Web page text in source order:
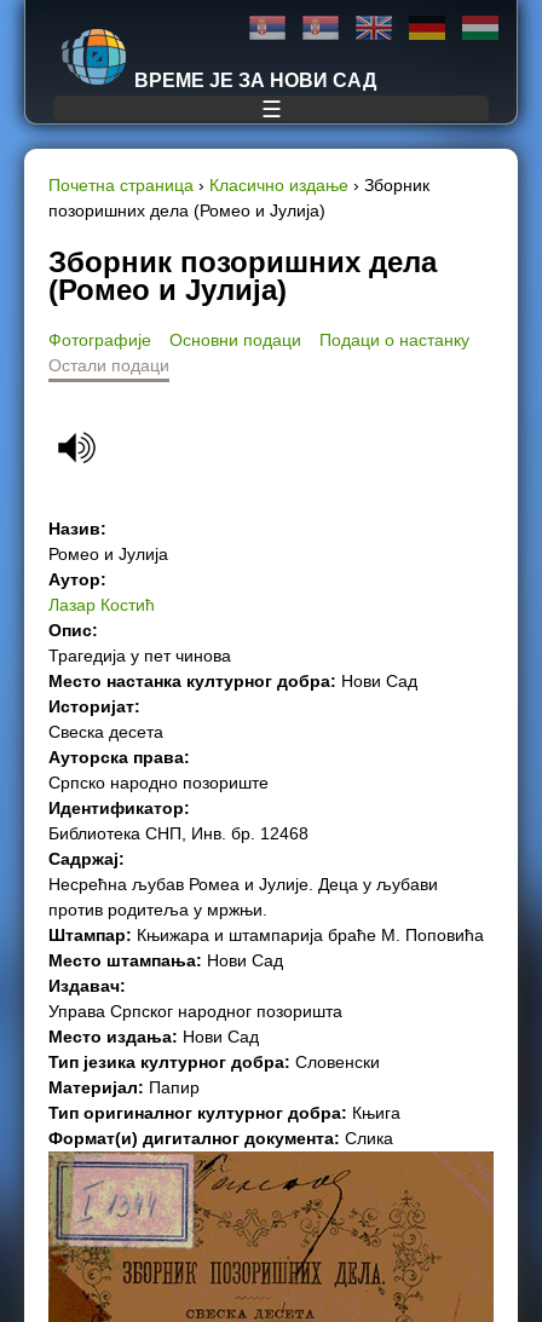
Jump to navigation
ВРЕМЕ ЈЕ ЗА НОВИ САД
☰
Y
o
a
h
e
r
e
Почетна страница › Класично издање › Зборник
позоришних дела (Ромео и Јулија)
Зборник позоришних дела
(Ромео и Јулија)
Фотографије Основни подаци
Подаци о настанку
Остали подаци
Назив:
Ромео и Јулија
Аутор:
Лазар Костић
Опис:
Трагедија у пет чинова
Место настанка културног добра: Нови Сад
Историјат:
Свеска десета
Ауторска права:
Српско народно позориште
Идентификатор:
Библиотека СНП, Инв. бр. 12468
Садржај:
Несрећна љубав Ромеа и Јулије. Деца у љубави
против родитеља у мржњи.
Штампар: Књижара и штампарија браће М. Поповића
Место штампања: Нови Сад
Издавач:
Управа Српског народног позоришта
Место издања: Нови Сад
Тип језика културног добра: Словенски
Материјал: Папир
Тип оригиналног културног добра: Књига
Формат(и) дигиталног документа: Слика